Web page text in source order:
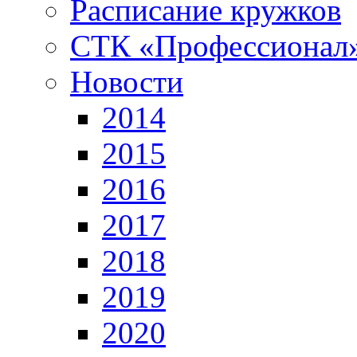
Расписание кружков
СТК
Новости
2014
2015
2016
2017
2018
2019
2020